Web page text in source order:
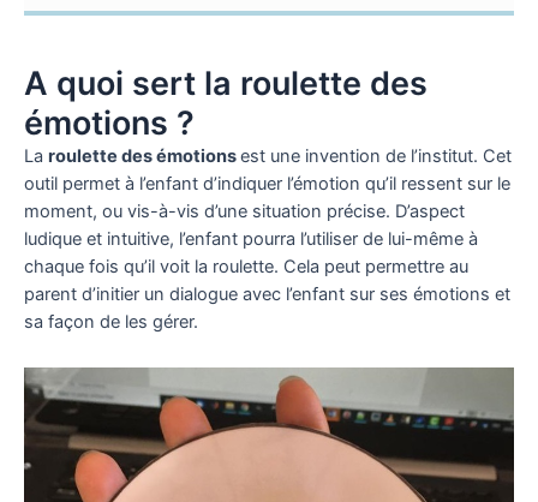
A quoi sert la roulette des
émotions ?
La roulette des émotionsest une invention de l’institut. Cet
outil permet à l’enfant d’indiquer l’émotion qu’il ressent sur le
moment, ou vis-à-vis d’une situation précise. D’aspect
ludique et intuitive, l’enfant pourra l’utiliser de lui-même à
chaque fois qu’il voit la roulette. Cela peut permettre au
parent d’initier un dialogue avec l’enfant sur ses émotions et
sa façon de les gérer.